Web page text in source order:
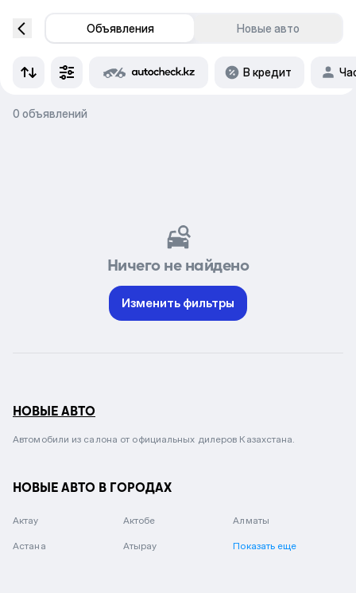
Объявления Новые авто
В кредит
0 объявлений
Ничего не найдено
Изменить фильтры
НОВЫЕ АВТО
Автомобили из салона от официальных дилеров Казахстана.
НОВЫЕ АВТО В ГОРОДАХ
Актау Актобе Алматы
Астана Атырау Показать еще